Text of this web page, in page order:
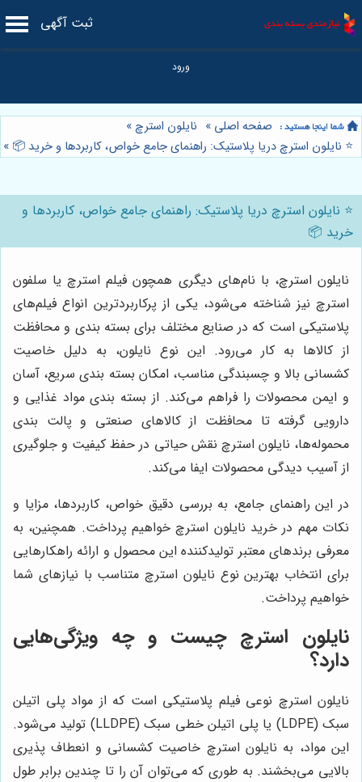
ثبت آگهی
صفحه اصلی » نایلون استرچ»
⭐️ نایلون استرچ دریا پلاستیک: راهنمای جامع خواص، کاربردها و خرید 📦 »
⭐️ نایلون استرچ دریا پلاستیک: راهنمای جامع خواص، کاربردها و
خرید 📦
نایلون استرچ، با نام‌های دیگری همچون فیلم استرچ یا سلفون
استرچ نیز شناخته می‌شود، یکی از پرکاربردترین انواع فیلم‌های
پلاستیکی است که در صنایع مختلف برای بسته بندی و محافظت
از کالاها به کار می‌رود. این نوع نایلون، به دلیل خاصیت
کشسانی بالا و چسبندگی مناسب، امکان بسته بندی سریع، آسان
و ایمن محصولات را فراهم می‌کند. از بسته بندی مواد غذایی و
دارویی گرفته تا محافظت از کالاهای صنعتی و پالت بندی
محموله‌ها، نایلون استرچ نقش حیاتی در حفظ کیفیت و جلوگیری
از آسیب دیدگی محصولات ایفا می‌کند.
در این راهنمای جامع، به بررسی دقیق خواص، کاربردها، مزایا و
نکات مهم در خرید نایلون استرچ خواهیم پرداخت. همچنین، به
معرفی برندهای معتبر تولیدکننده این محصول و ارائه راهکارهایی
برای انتخاب بهترین نوع نایلون استرچ متناسب با نیازهای شما
خواهیم پرداخت.
نایلون استرچ چیست و چه ویژگی‌هایی
دارد؟
نایلون استرچ نوعی فیلم پلاستیکی است که از مواد پلی اتیلن
سبک (LDPE) یا پلی اتیلن خطی سبک (LLDPE) تولید می‌شود.
این مواد، به نایلون استرچ خاصیت کشسانی و انعطاف پذیری
بالایی می‌بخشند. به طوری که می‌توان آن را تا چندین برابر طول